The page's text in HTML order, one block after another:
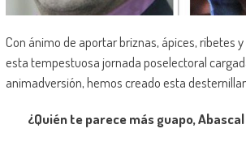
Con ánimo de aportar briznas, ápices, ribetes
esta tempestuosa jornada poselectoral
animadversión, hemos creado esta
¿Quién te parece más guapo,